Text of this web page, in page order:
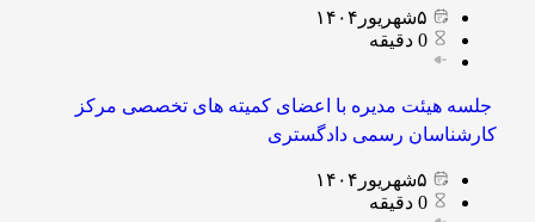
۵شهریور ۱۴۰۴
دقیقه
جلسه هیئت مدیره با اعضای کمیته های تخصصی مرکز
کارشناسان رسمی دادگستری
۵شهریور ۱۴۰۴
دقیقه